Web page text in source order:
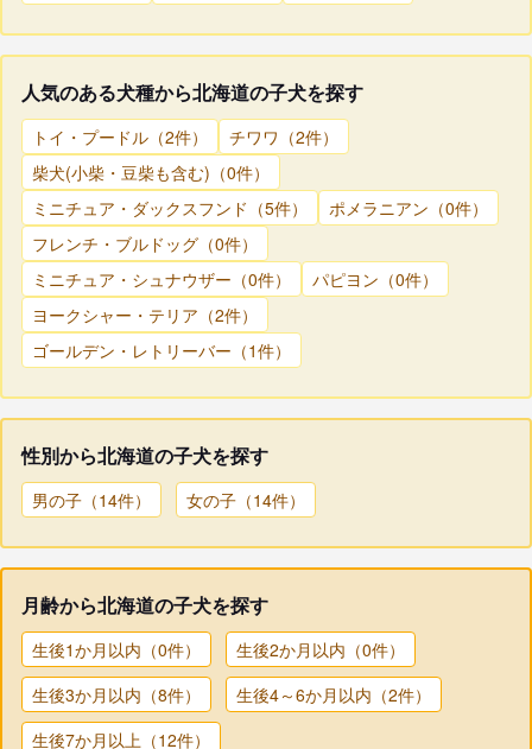
人気のある犬種から北海道の子犬を探す
トイ・プードル（2件）
チワワ（2件）
柴犬(小柴・豆柴も含む)（0件）
ミニチュア・ダックスフンド（5件）
ポメラニアン（0件）
フレンチ・ブルドッグ（0件）
ミニチュア・シュナウザー（0件）
パピヨン（0件）
ヨークシャー・テリア（2件）
ゴールデン・レトリーバー（1件）
性別から北海道の子犬を探す
男の子（14件） 女の子（14件）
月齢から北海道の子犬を探す
生後1か月以内（0件）
生後2か月以内（0件）
生後3か月以内（8件）
生後4～6か月以内（2件）
生後7か月以上（12件）